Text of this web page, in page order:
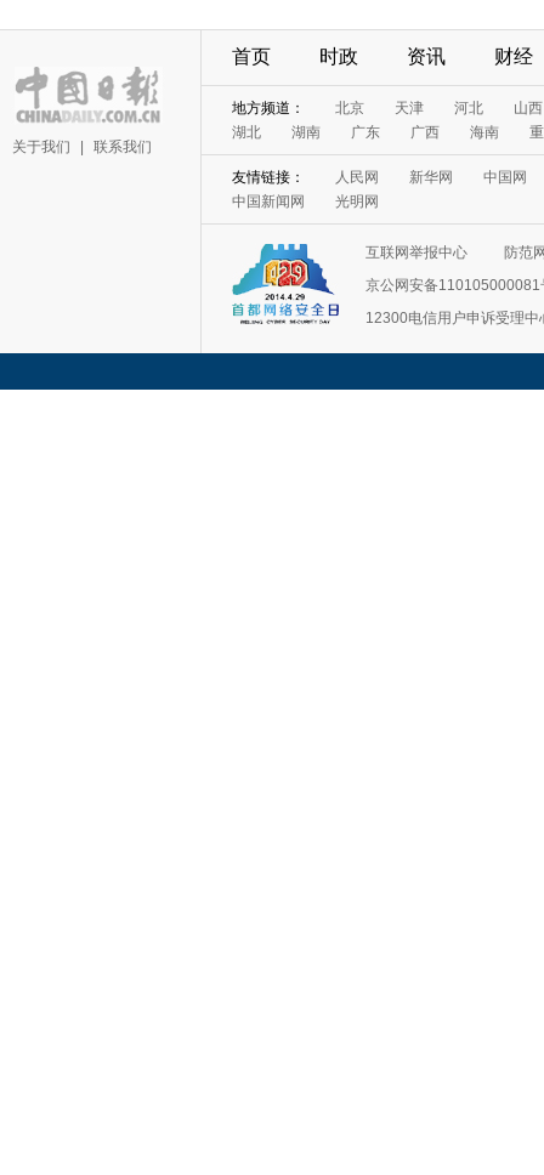
关于我们 联系我们
首页 时政 资讯 财经
地方频道： 北京 天津 河北
山西
湖北
湖南 广东 广西 海南
友情链接： 人民网 新华网
中国网
中国新闻网
光明网
互联网举报中心
防范
京公网安备110105000081
12300电信用户申诉受理中